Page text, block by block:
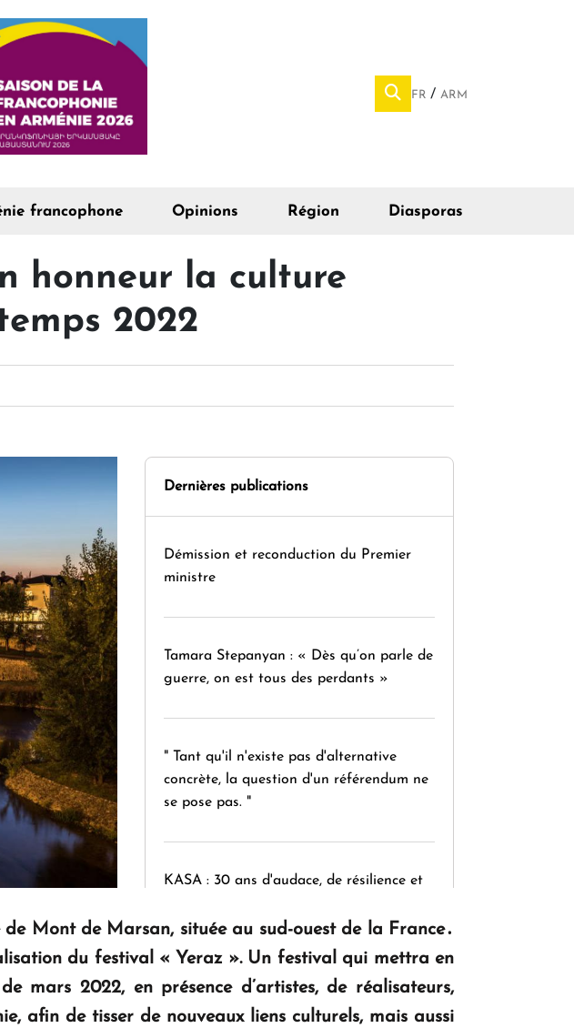
FR ARM
francophone Opinions Région Diasporas
honneur la culture
2022
Dernières publications
Démission et reconduction du Premier
ministre
Tamara Stepanyan : « Dès qu’on parle de
guerre, on est tous des perdants »
" Tant qu'il n'existe pas d'alternative
concrète, la question d'un référendum ne
se pose pas. "
KASA : 30 ans d'audace, de résilience et
Le premier hôtel Hyatt Regency
d'Arménie ouvrira ses portes à Dilijan
Mont de Marsan, située au sud-ouest de la France․
du festival « Yeraz ». Un festival qui mettra en
mars 2022, en présence d’artistes, de réalisateurs,
afin de tisser de nouveaux liens culturels, mais aussi